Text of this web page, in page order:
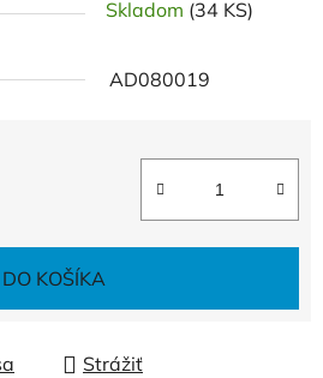
Skladom (34 KS)
AD080019
DO KOŠÍKA
Strážiť